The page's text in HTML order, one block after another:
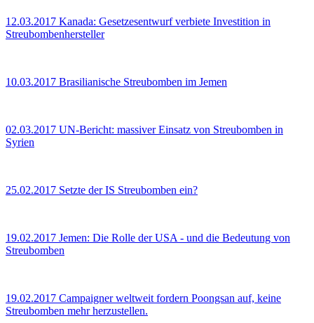
12.03.2017 Kanada: Gesetzesentwurf verbiete Investition in
Streubombenhersteller
10.03.2017 Brasilianische Streubomben im Jemen
02.03.2017 UN-Bericht: massiver Einsatz von Streubomben in
Syrien
25.02.2017 Setzte der IS Streubomben ein?
19.02.2017 Jemen: Die Rolle der USA - und die Bedeutung von
Streubomben
19.02.2017 Campaigner weltweit fordern Poongsan auf, keine
Streubomben mehr herzustellen.